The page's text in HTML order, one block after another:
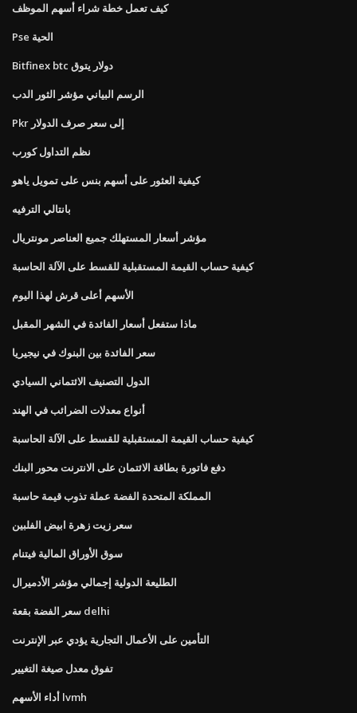
كيف تعمل خطة شراء أسهم الموظف
Pse الحية
Bitfinex btc دولار يتوق
الرسم البياني مؤشر الثور الدب
Pkr إلى سعر صرف الدولار
نظم التداول كورب
كيفية العثور على أسهم بنس على تمويل ياهو
بانتالي الترفيه
مؤشر أسعار المستهلك جميع العناصر مونتريال
كيفية حساب القيمة المستقبلية للقسط على الآلة الحاسبة
الأسهم أعلى قرش لهذا اليوم
ماذا ستفعل أسعار الفائدة في الشهر المقبل
سعر الفائدة بين البنوك في نيجيريا
الدول التصنيف الائتماني السيادي
أنواع معدلات الضرائب في الهند
كيفية حساب القيمة المستقبلية للقسط على الآلة الحاسبة
دفع فاتورة بطاقة الائتمان على الانترنت محور البنك
المملكة المتحدة الفضة عملة تذوب قيمة حاسبة
سعر زيت زهرة ابيض الفلبين
سوق الأوراق المالية فيتنام
الطليعة الدولية إجمالي مؤشر الأدميرال
سعر الفضة بقعة delhi
التأمين على الأعمال التجارية يؤدي عبر الإنترنت
تفوق معدل صيغة التغيير
أداء الأسهم lvmh